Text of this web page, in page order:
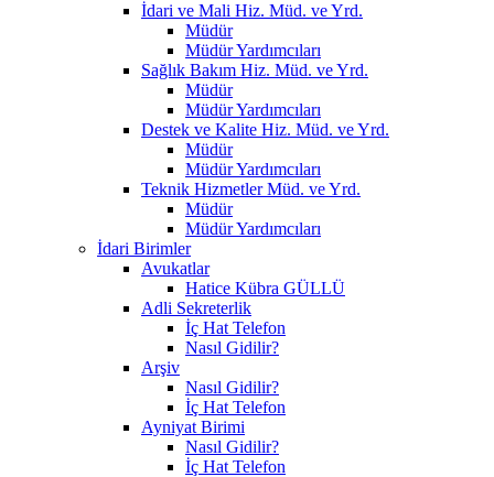
İdari ve Mali Hiz. Müd. ve Yrd.
Müdür
Müdür Yardımcıları
Sağlık Bakım Hiz. Müd. ve Yrd.
Müdür
Müdür Yardımcıları
Destek ve Kalite Hiz. Müd. ve Yrd.
Müdür
Müdür Yardımcıları
Teknik Hizmetler Müd. ve Yrd.
Müdür
Müdür Yardımcıları
İdari Birimler
Avukatlar
Hatice Kübra GÜLLÜ
Adli Sekreterlik
İç Hat Telefon
Nasıl Gidilir?
Arşiv
Nasıl Gidilir?
İç Hat Telefon
Ayniyat Birimi
Nasıl Gidilir?
İç Hat Telefon